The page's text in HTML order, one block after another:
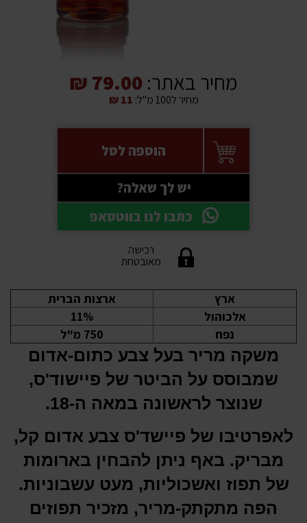
מחיר באתר: 79.00 ₪
מחיר ל100 מ"ל:
הוספה לסל
יש לך שאלה?
כתבו לנו בווטסאפ
רכישה
מאובטחת
ארץ
ארצות הברית
אלכוהול
11%
נפח
750 מ"ל
משקה מריר בעל צבע כתום-אדום
שמבוסס על הביטר של פיישוד'ס,
שנוצר לראשונה במאה ה-18.
לאפרטיבו של פיישד'ס צבע אדום קל,
מבריק. באף ניתן להבחין בארומות
של תפוז ואשכוליות, מעט עשבוניות.
הפה מתקתק-מריר, מזכיר תפוזים